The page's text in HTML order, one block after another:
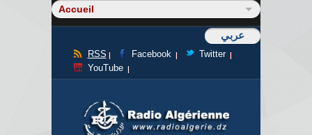
عربي
RSS Facebook
Twitter
YouTube